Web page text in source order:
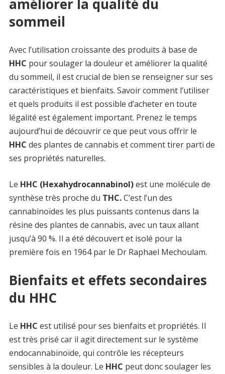
améliorer la qualité du
sommeil
Avec l’utilisation croissante des produits à base de
HHC pour soulager la douleur et améliorer la qualité
du sommeil, il est crucial de bien se renseigner sur ses
caractéristiques et bienfaits. Savoir comment l’utiliser
et quels produits il est possible d’acheter en toute
légalité est également important. Prenez le temps
aujourd’hui de découvrir ce que peut vous offrir le
HHC des plantes de cannabis et comment tirer parti de
ses propriétés naturelles.
Le HHC (Hexahydrocannabinol)est une molécule de
synthèse très proche du THC.C’est l’un des
cannabinoïdes les plus puissants contenus dans la
résine des plantes de cannabis, avec un taux allant
jusqu’à 90 %. Il a été découvert et isolé pour la
première fois en 1964 par le Dr Raphael Mechoulam.
Bienfaits et effets secondaires
du HHC
Le HHC est utilisé pour ses bienfaits et propriétés. Il
est très prisé car il agit directement sur le système
endocannabinoïde, qui contrôle les récepteurs
sensibles à la douleur. Le HHC peut donc soulager les